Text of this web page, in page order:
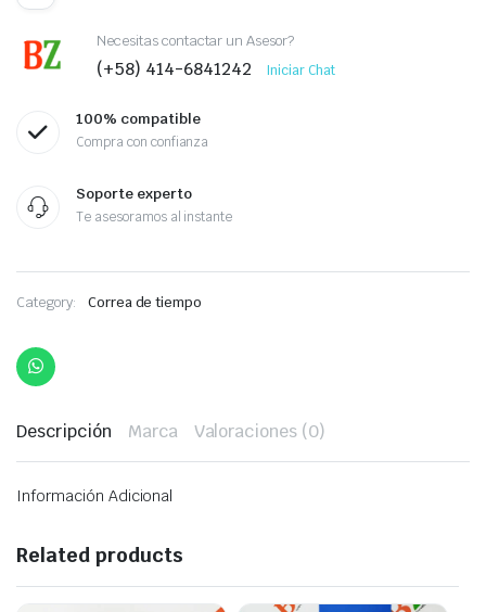
Necesitas contactar un Asesor?
(+58) 414-6841242 Iniciar Chat
100% compatible
Compra con confianza
Soporte experto
Te asesoramos al instante
Category: Correa de tiempo
Descripción Marca Valoraciones (0)
Información Adicional
Related products